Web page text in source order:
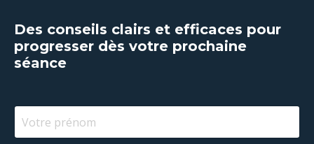
Des conseils clairs et efficaces pour
progresser dès votre prochaine
séance